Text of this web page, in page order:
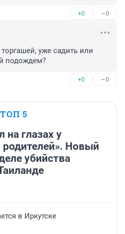
+0 –0
уже садить или
подождем?
+0 –0
ТОП 5
на глазах у
Новый
убийства
в Иркутске